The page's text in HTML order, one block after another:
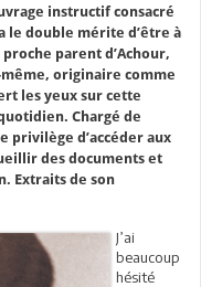
instructif consacré
le double mérite d’être à
parent d’Achour,
originaire comme
les yeux sur cette
Chargé de
privilège d’accéder aux
des documents et
Extraits de son
J’ai
beaucoup
hésité